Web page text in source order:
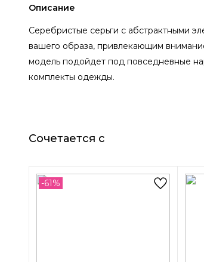
Описание
Серебристые серьги с абстрактными
вашего образа, привлекающим
модель подойдет под повседневные
комплекты одежды.
Сочетается с
-61%